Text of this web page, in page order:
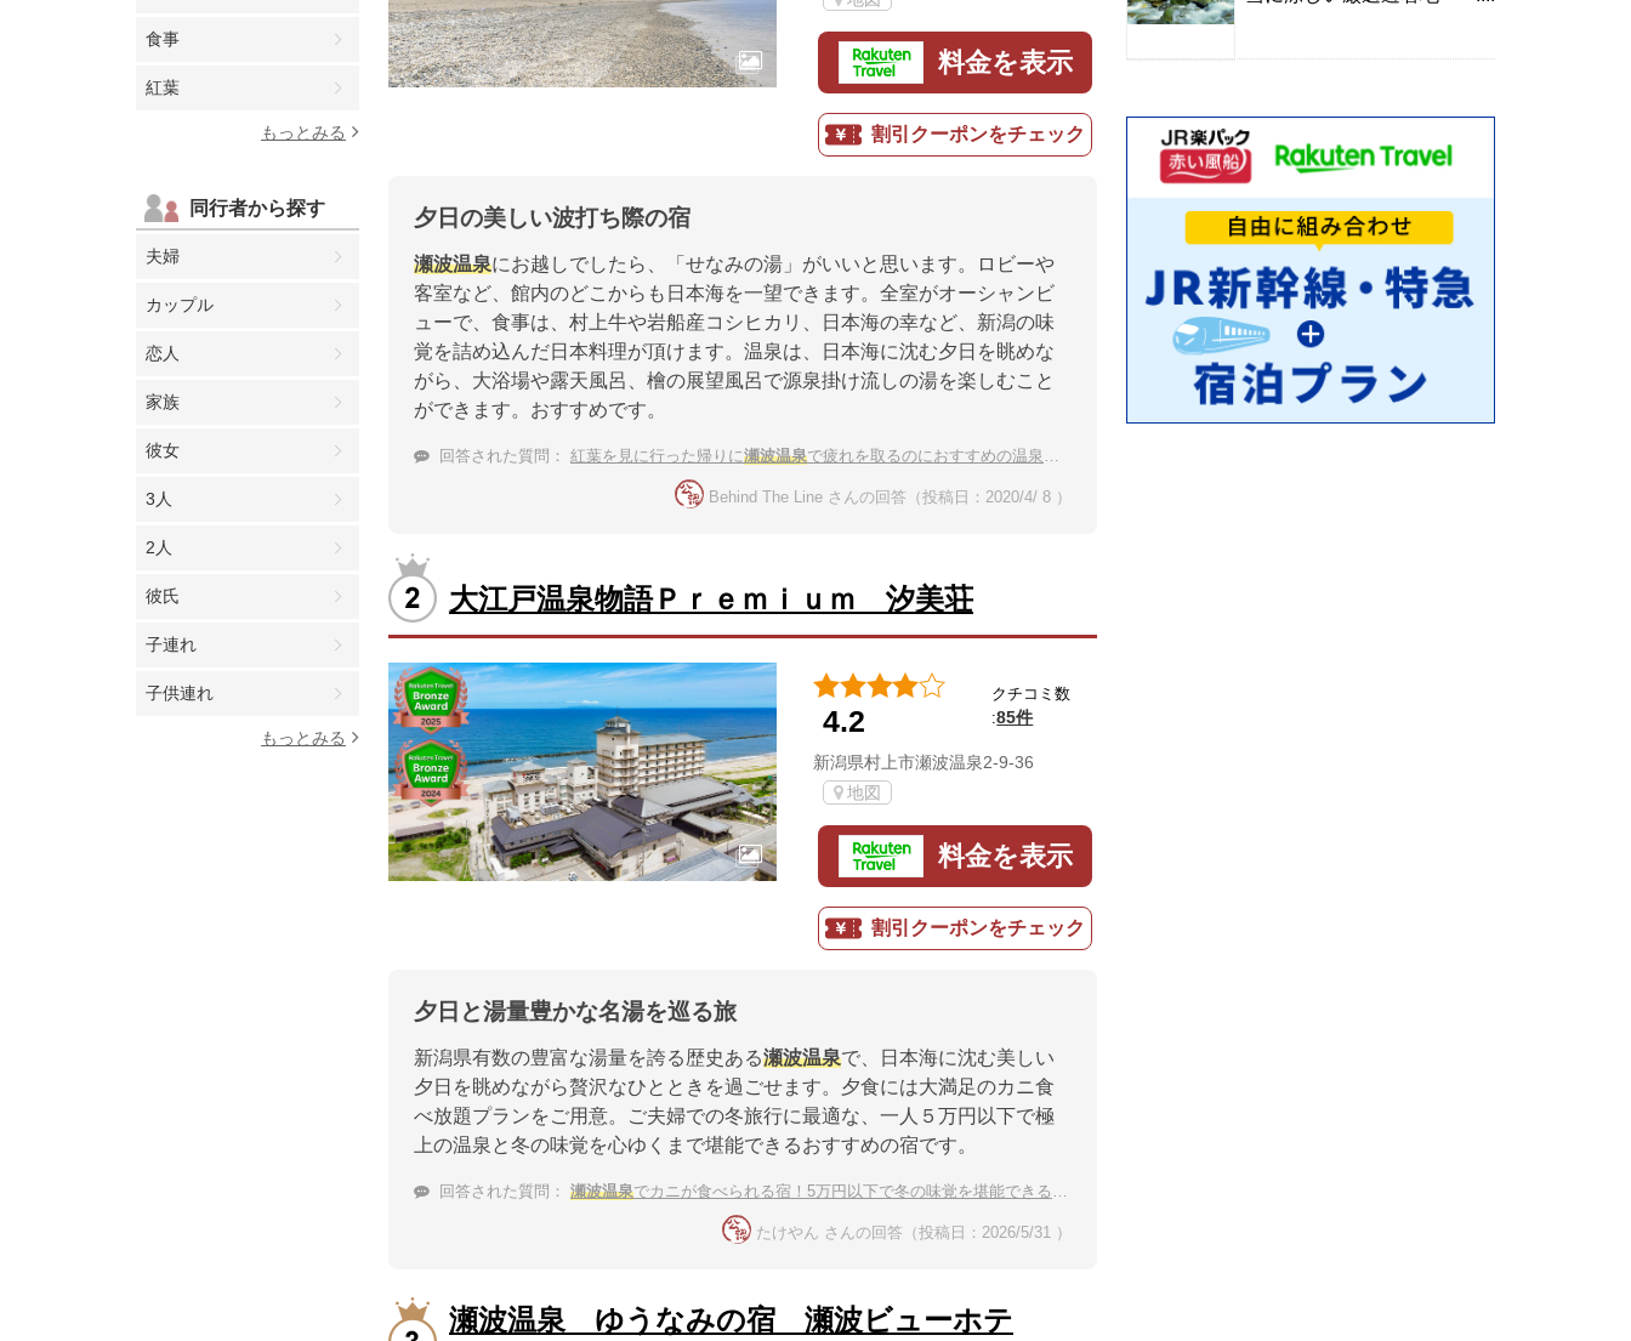
食事
紅葉
もっとみる
同行者から探す
夫婦
カップル
恋人
家族
彼女
3人
2人
彼氏
子連れ
子供連れ
もっとみる
料金を表示
割引クーポンをチェック
夕日の美しい波打ち際の宿
瀬波温泉にお越しでしたら、「せなみの湯」がいいと思います。ロビーや
客室など、館内のどこからも日本海を一望できます。全室がオーシャンビ
ューで、食事は、村上牛や岩船産コシヒカリ、日本海の幸など、新潟の味
覚を詰め込んだ日本料理が頂けます。温泉は、日本海に沈む夕日を眺めな
がら、大浴場や露天風呂、檜の展望風呂で源泉掛け流しの湯を楽しむこと
ができます。おすすめです。
回答された質問： 紅葉を見に行った帰りに瀬波温泉で疲れを取るのにおすすめの温泉宿を教えて下さい。
Behind The Line さんの回答（投稿日：2020/4/ 8 ）
大江戸温泉物語Ｐｒｅｍｉｕｍ 汐美荘
4.2
クチコミ数
:85件
新潟県村上市瀬波温泉2-9-36
地図
料金を表示
割引クーポンをチェック
夕日と湯量豊かな名湯を巡る旅
新潟県有数の豊富な湯量を誇る歴史ある瀬波温泉で、日本海に沈む美しい
夕日を眺めながら贅沢なひとときを過ごせます。夕食には大満足のカニ食
べ放題プランをご用意。ご夫婦での冬旅行に最適な、一人５万円以下で極
上の温泉と冬の味覚を心ゆくまで堪能できるおすすめの宿です。
回答された質問： 瀬波温泉でカニが食べられる宿！5万円以下で冬の味覚を堪能できるおすすめは？
たけやん さんの回答（投稿日：2026/5/31 ）
瀬波温泉 ゆうなみの宿 瀬波ビューホテ